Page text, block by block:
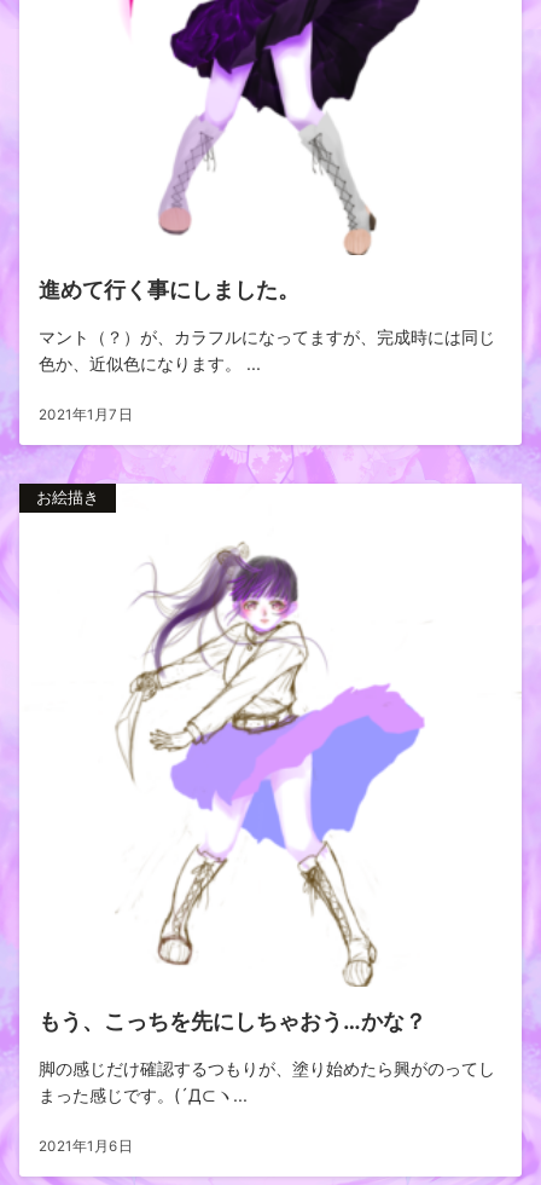
進めて行く事にしました。
マント（？）が、カラフルになってますが、完成時には同じ
色か、近似色になります。 ...
2021年1月7日
お絵描き
もう、こっちを先にしちゃおう…かな？
脚の感じだけ確認するつもりが、塗り始めたら興がのってし
まった感じです。(´Д⊂ヽ...
2021年1月6日